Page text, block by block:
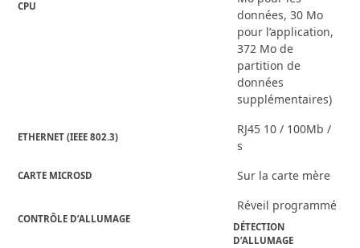
CPU
données, 30 Mo
pour l’application,
372 Mo de
partition de
données
supplémentaires)
ETHERNET (IEEE 802.3)
RJ45 10 / 100Mb /
s
CARTE MICROSD Sur la carte mère
CONTRÔLE D’ALLUMAGE
Réveil programmé
DÉTECTION
D’ALLUMAGE